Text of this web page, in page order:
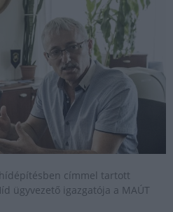
címmel tartott
ügyvezető igazgatója a MAÚT